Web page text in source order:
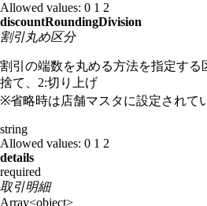
Allowed values: 0 1 2
discountRoundingDivision
割引丸め区分
割引の端数を丸める方法を指定する
捨て、2:切り上げ
※省略時は店舗マスタに設定されて
string
Allowed values: 0 1 2
details
required
取引明細
Array<object>